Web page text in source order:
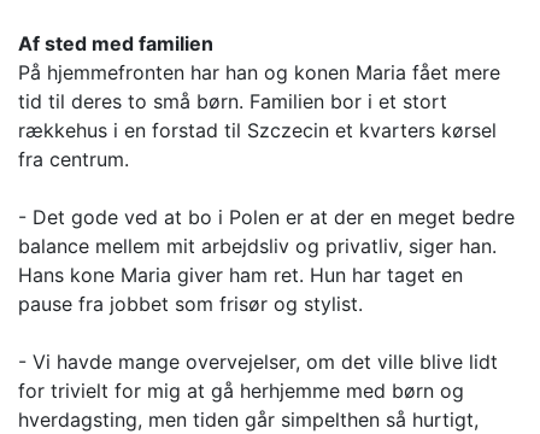
Af sted med familien
På hjemmefronten har han og konen Maria fået mere
tid til deres to små børn. Familien bor i et stort
rækkehus i en forstad til Szczecin et kvarters kørsel
fra centrum.
- Det gode ved at bo i Polen er at der en meget bedre
balance mellem mit arbejdsliv og privatliv, siger han.
Hans kone Maria giver ham ret. Hun har taget en
pause fra jobbet som frisør og stylist.
- Vi havde mange overvejelser, om det ville blive lidt
for trivielt for mig at gå herhjemme med børn og
hverdagsting, men tiden går simpelthen så hurtigt,